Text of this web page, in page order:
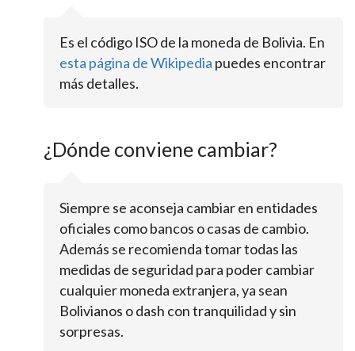
Es el código ISO de la moneda de Bolivia. En
esta página de Wikipedia puedes encontrar
más detalles.
¿Dónde conviene cambiar?
Siempre se aconseja cambiar en entidades
oficiales como bancos o casas de cambio.
Además se recomienda tomar todas las
medidas de seguridad para poder cambiar
cualquier moneda extranjera, ya sean
Bolivianos o dash con tranquilidad y sin
sorpresas.